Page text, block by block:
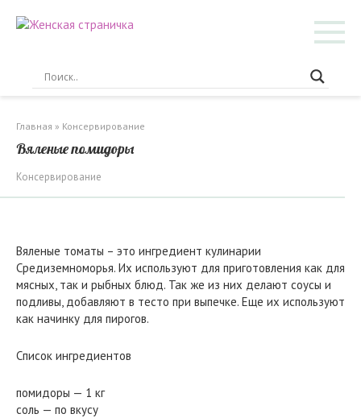
Главная » Консервирование
Вяленые помидоры
Консервирование
Вяленые томаты – это ингредиент кулинарии
Средиземноморья. Их используют для приготовления как для
мясных, так и рыбных блюд. Так же из них делают соусы и
подливы, добавляют в тесто при выпечке. Еще их используют
как начинку для пирогов.
Список ингредиентов
помидоры — 1 кг
соль — по вкусу